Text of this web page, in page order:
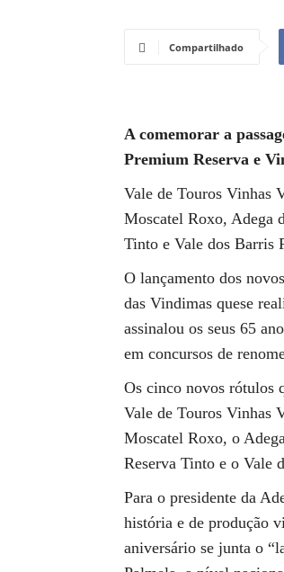
Compartilhado
A comemorar a
Premium Reserva e
Vale de Touros Vinhas
Moscatel Roxo, Adega
Tinto e Vale dos Barris
O lançamento dos
das Vindimas quese
assinalou os seus 65
em concursos de
Os cinco novos rótulos
Vale de Touros Vinhas
Moscatel Roxo, o
Reserva Tinto e o Vale
Para o presidente da
história e de produção
aniversário se junta o